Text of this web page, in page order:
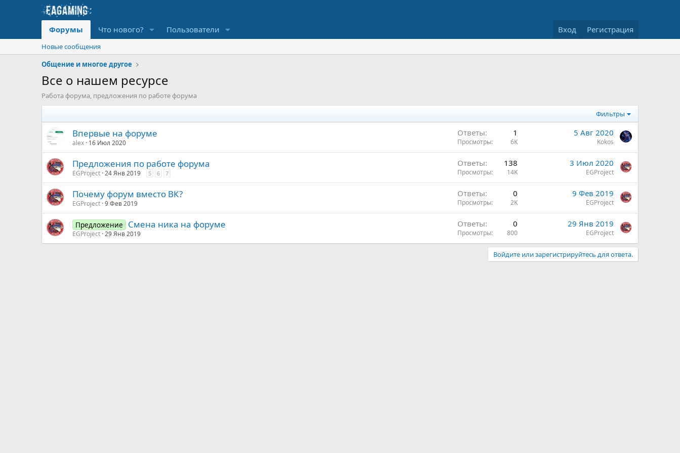
Форумы Что нового? Пользователи Вход Регистрация
Новые сообщения
Общение и многое другое
Все о нашем ресурсе
Работа форума, предложения по работе форума
Фильтры
Впервые на форуме
alex 16 Июл 2020
Ответы 1
Просмотры 6K
5 Авг 2020
Kokos
Предложения по работе форума
EGProject 24 Янв 2019 5 6 7
Ответы 138
Просмотры 14K
3 Июл 2020
EGProject
Почему форум вместо ВК?
EGProject 9 Фев 2019
Ответы 0
Просмотры 2K
9 Фев 2019
EGProject
Предложение Смена ника на форуме
EGProject 29 Янв 2019
Ответы 0
Просмотры 800
29 Янв 2019
EGProject
Войдите или зарегистрируйтесь для ответа.